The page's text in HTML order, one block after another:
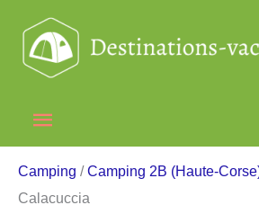
contenu
Menu
principal
Camping /Camping 2B (Haute-
Calacuccia